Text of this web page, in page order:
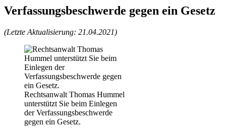
Verfassungsbeschwerde gegen ein Gesetz
(Letzte Aktualisierung: 21.04.2021)
Rechtsanwalt Thomas Hummel
unterstützt Sie beim Einlegen
der Verfassungsbeschwerde
gegen ein Gesetz.